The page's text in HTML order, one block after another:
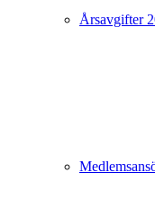
Årsavgifter